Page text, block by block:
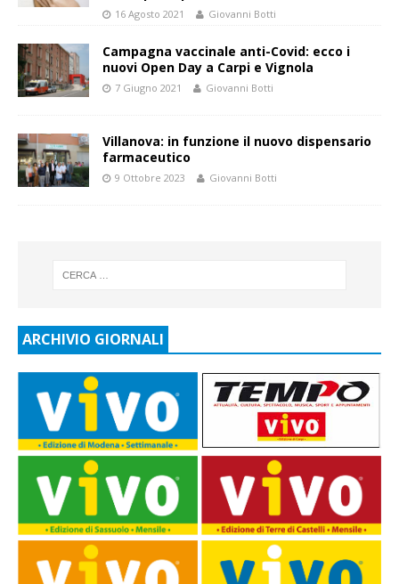
16 Agosto 2021 Giovanni Botti
Campagna vaccinale anti-Covid: ecco i
nuovi Open Day a Carpi e Vignola
7 Giugno 2021 Giovanni Botti
Villanova: in funzione il nuovo dispensario
farmaceutico
9 Ottobre 2023 Giovanni Botti
ARCHIVIO GIORNALI